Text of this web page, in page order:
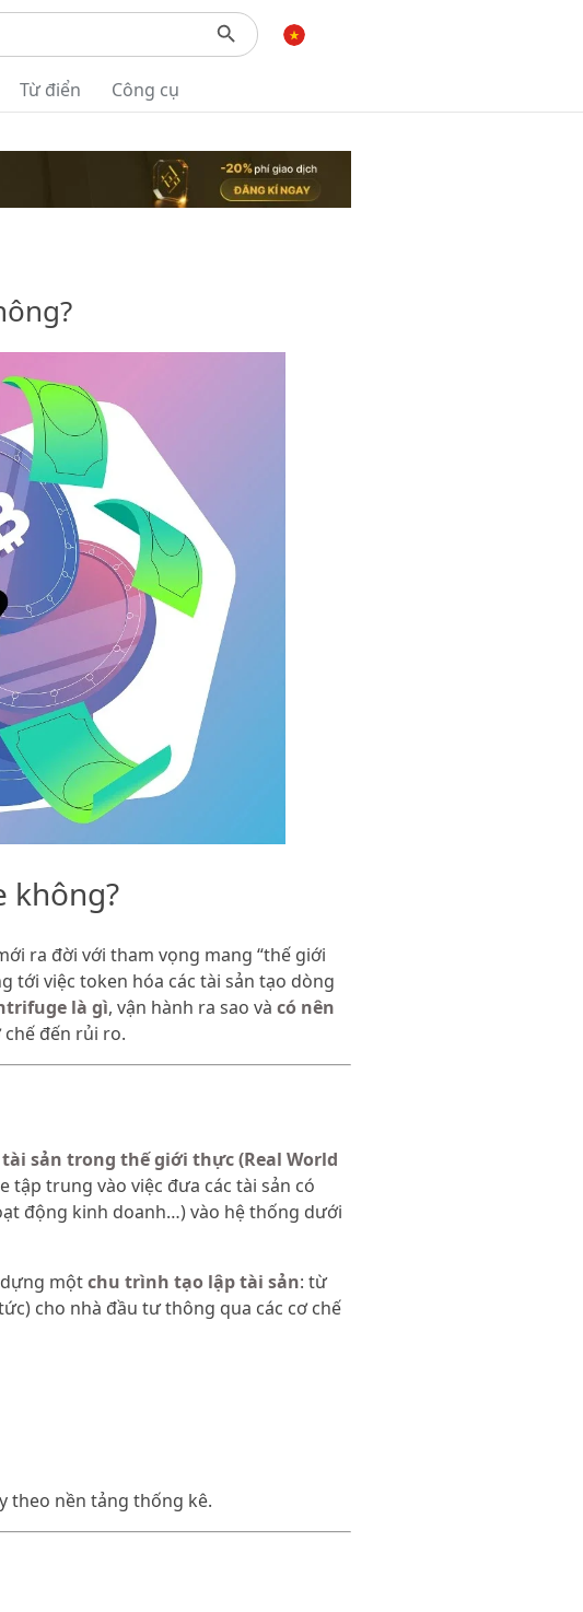
Từ điển Công cụ
không?
ra đời với tham vọng mang “thế giới
tới việc token hóa các tài sản tạo dòng
là gì, vận hành ra sao và có nên
đến rủi ro.
sản trong thế giới thực (Real World
tập trung vào việc đưa các tài sản có
động kinh doanh…) vào hệ thống dưới
mộtchu trình tạo lập tài sản: từ
cho nhà đầu tư thông qua các cơ chế
theo nền tảng thống kê.